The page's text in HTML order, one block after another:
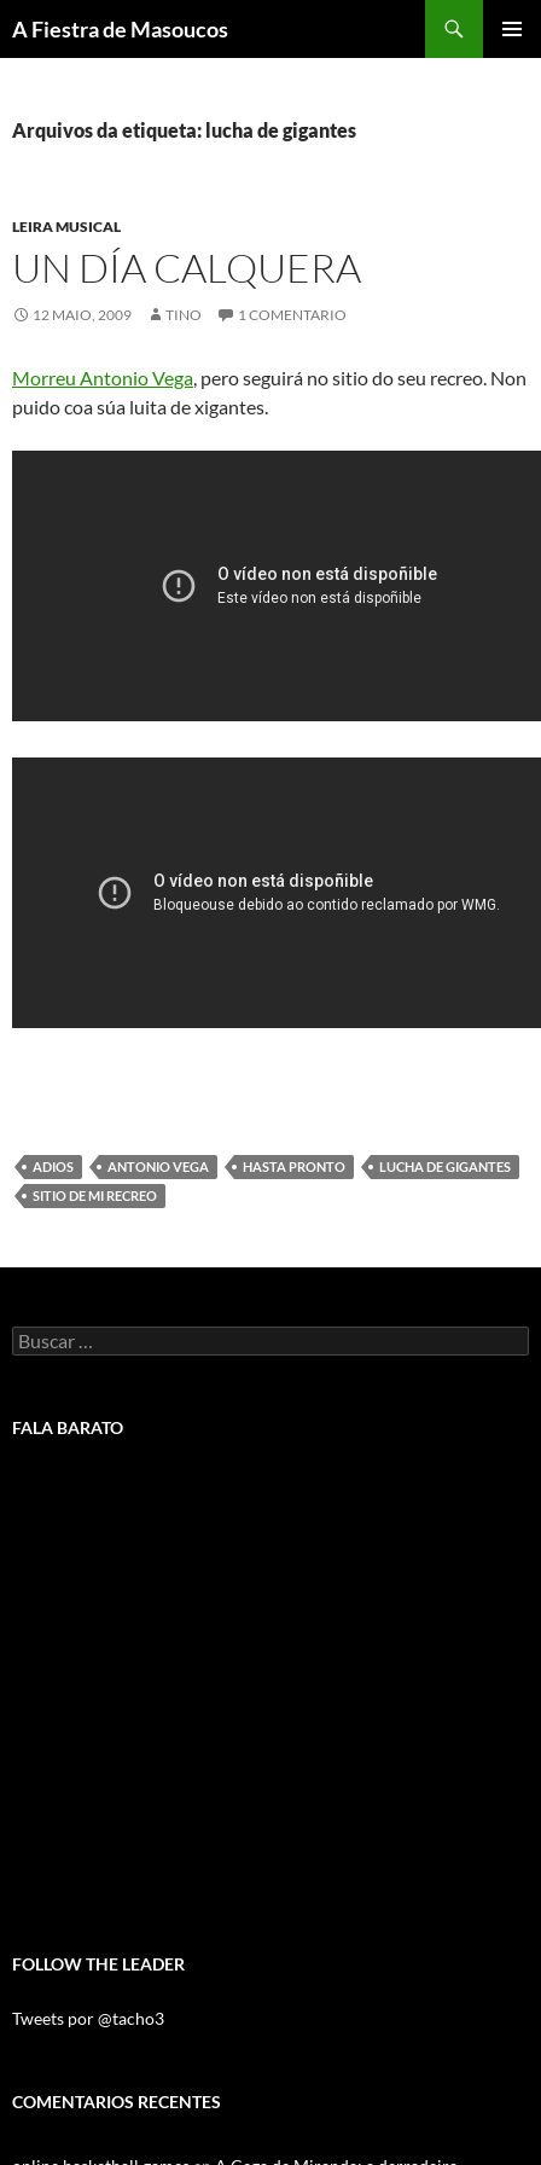
aoA Fiestra de Masoucos
Arquivos da etiqueta: lucha de gigantes
LEIRA MUSICAL
UN DÍA CALQUERA
12 MAIO, 2009 TINO 1 COMENTARIO
Morreu Antonio Vega, pero seguirá no sitio do seu recreo. Non
puido coa súa luita de xigantes.
ADIOS ANTONIO VEGA HASTA PRONTO
LUCHA DE GIGANTES
SITIO DE MI RECREO
Buscar:
FALA BARATO
FOLLOW THE LEADER
Tweets por @tacho3
COMENTARIOS RECENTES